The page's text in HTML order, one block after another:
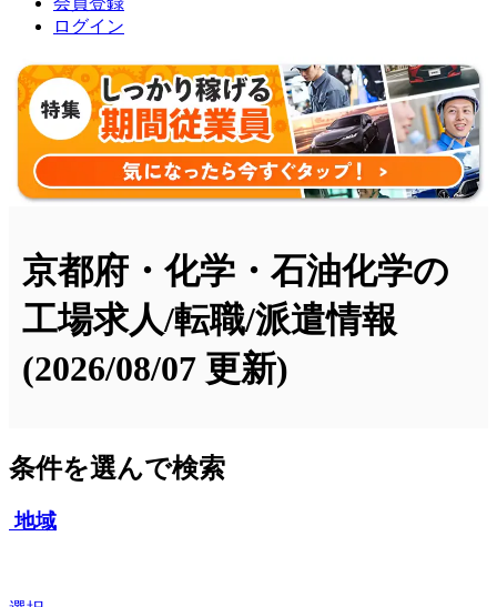
ログイン
京都府・化学・石油化学の
工場求人/転職/派遣情報
(2026/08/07 更新)
条件を選んで検索
地域